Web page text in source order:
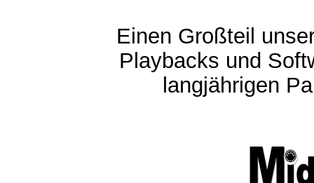
Einen Großteil
Playbacks und
langjährigen